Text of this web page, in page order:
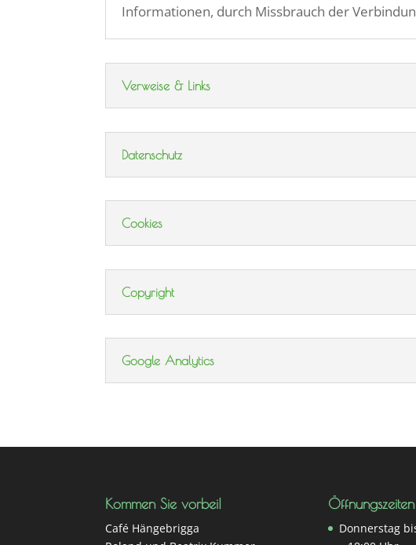
Informationen, durch Missbrauch der
Verweise & Links
Datenschutz
Cookies
Copyright
Google Analytics
Kommen Sie vorbei!
Café Hängebrigga
Öffnungszeiten
Donnerstag